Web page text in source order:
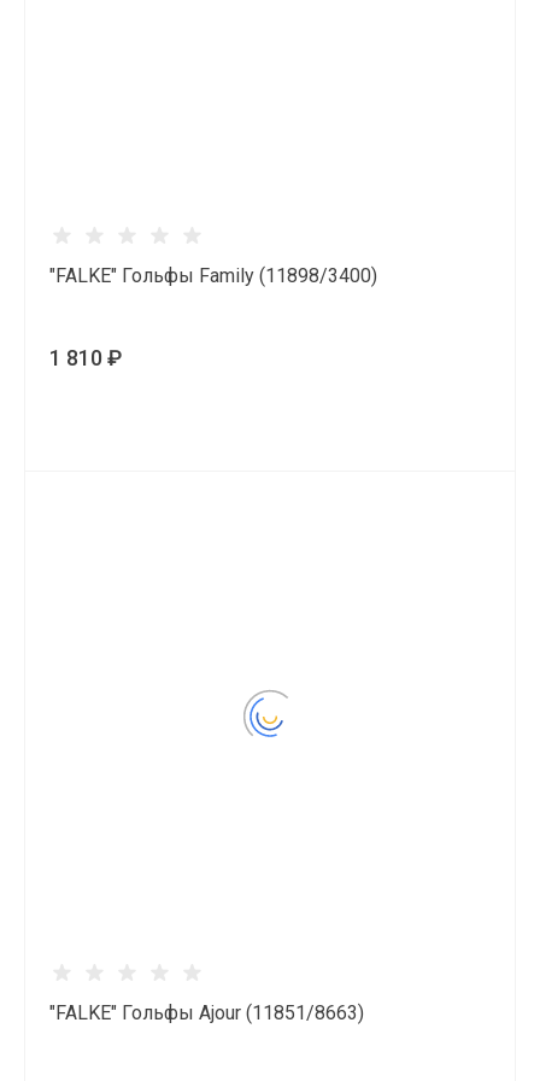
"FALKE" Гольфы Family (11898/3400)
1 810 ₽
"FALKE" Гольфы Ajour (11851/8663)